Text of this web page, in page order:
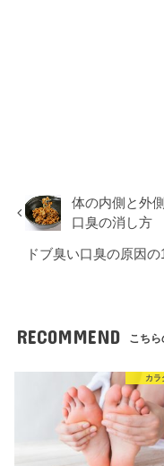
体の内側と外
口臭の消し方
ドブ臭い口臭の原因
RECOMMEND こちら
カラ